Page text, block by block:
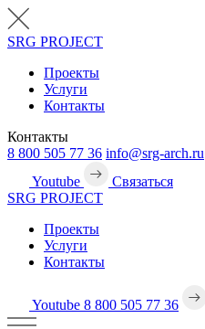
SRG PROJECT
Проекты
Услуги
Контакты
Контакты
8 800 505 77 36 info@srg-arch.ru
Youtube
Связаться
SRG PROJECT
Проекты
Услуги
Контакты
Youtube 8 800 505 77 36